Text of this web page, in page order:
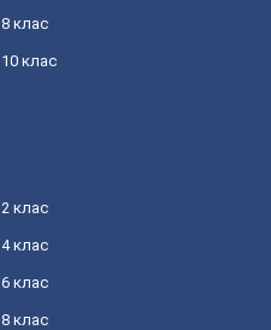
8 клас
10 клас
2 клас
4 клас
6 клас
8 клас